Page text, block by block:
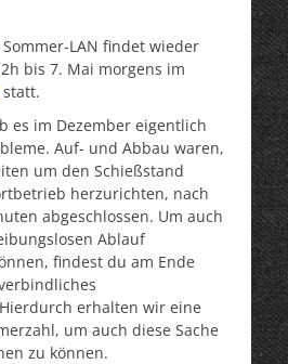
LAN findet wieder
bis 7. Mai morgens im
statt.
es im Dezember eigentlich
Auf- und Abbau waren,
um den Schießstand
herzurichten, nach
abgeschlossen. Um auch
Ablauf
findest du am Ende
erhalten wir eine
um auch diese Sache
zu können.